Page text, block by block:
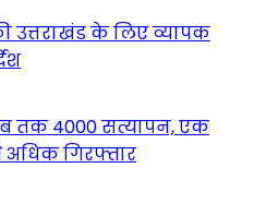
उत्तराखंड के लिए व्यापक
4000 सत्यापन, एक
अधिक गिरफ्तार